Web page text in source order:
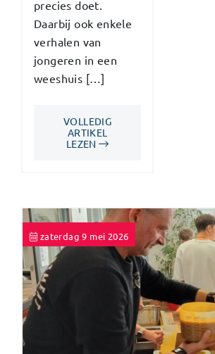
precies doet.
Daarbij ook enkele
verhalen van
jongeren in een
weeshuis […]
VOLLEDIG
ARTIKEL
LEZEN
zaterdag 9 mei 2026